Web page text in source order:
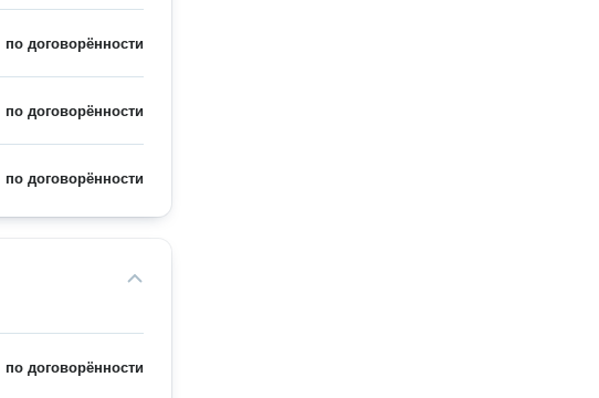
по договорённости
по договорённости
по договорённости
по договорённости